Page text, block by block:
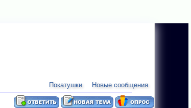
Покатушки Новые сообщения